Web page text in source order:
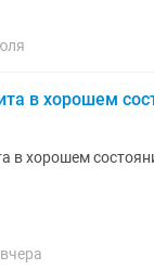
в хорошем
в хорошем